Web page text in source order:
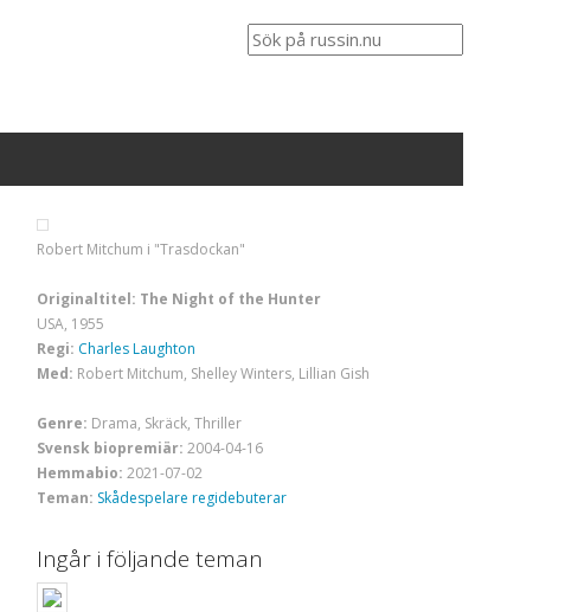
Robert Mitchum i "Trasdockan"
Originaltitel: The Night of the Hunter
USA, 1955
Regi: Charles Laughton
Med: Robert Mitchum, Shelley Winters, Lillian Gish
Genre: Drama, Skräck, Thriller
Svensk biopremiär: 2004-04-16
Hemmabio: 2021-07-02
Teman: Skådespelare regidebuterar
Ingår i följande teman